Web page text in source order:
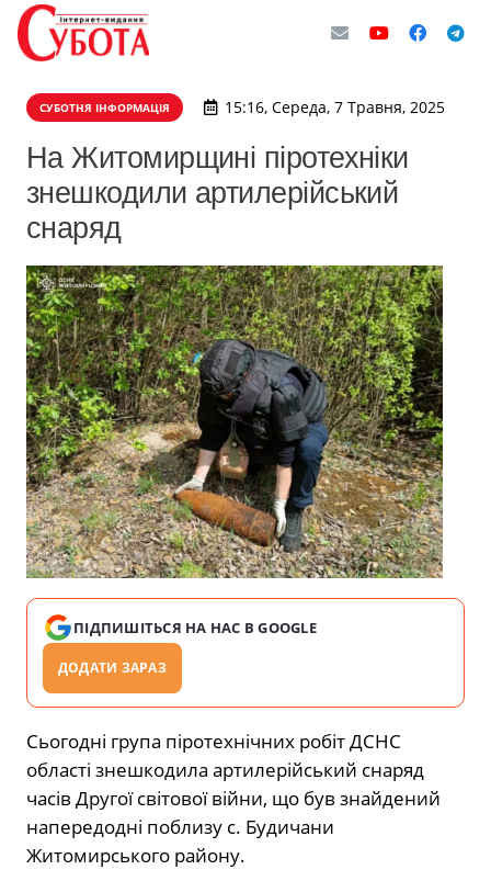
СУБОТНЯ ІНФОРМАЦІЯ 15:16, Середа, 7 Травня, 2025
На Житомирщині піротехніки
знешкодили артилерійський
снаряд
ПІДПИШІТЬСЯ НА НАС В GOOGLE
ДОДАТИ ЗАРАЗ
Сьогодні група піротехнічних робіт ДСНС
області знешкодила артилерійський снаряд
часів Другої світової війни, що був знайдений
напередодні поблизу с. Будичани
Житомирського району.